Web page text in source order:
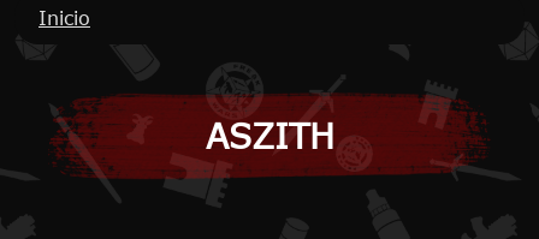
Ruta de navegación
Inicio
ASZITH